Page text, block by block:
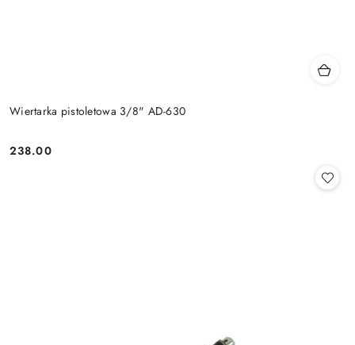
Wiertarka pistoletowa 3/8" AD-630
Cena:
238.00